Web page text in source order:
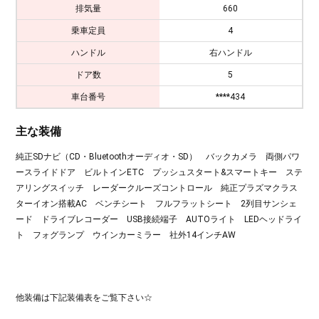
排気量 660
乗車定員 4
ハンドル 右ハンドル
ドア数 5
車台番号 ****434
主な装備
純正SDナビ（CD・Bluetoothオーディオ・SD） バックカメラ 両側パワ
ースライドドア ビルトインETC プッシュスタート&スマートキー ステ
アリングスイッチ レーダークルーズコントロール 純正プラズマクラス
ターイオン搭載AC ベンチシート フルフラットシート 2列目サンシェ
ード ドライブレコーダー USB接続端子 AUTOライト LEDヘッドライ
ト フォグランプ ウインカーミラー 社外14インチAW
他装備は下記装備表をご覧下さい☆